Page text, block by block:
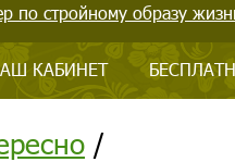
по стройному образу
КАБИНЕТ
/